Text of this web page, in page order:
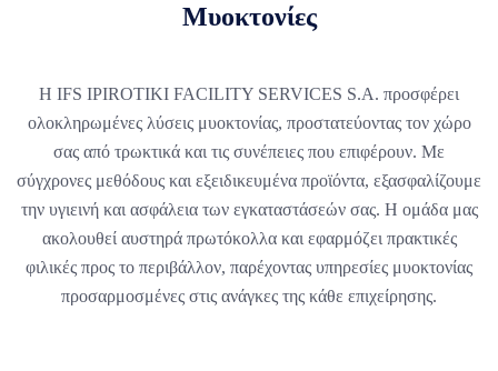
Μυοκτονίες
Η IFS IPIROTIKI FACILITY SERVICES S.A. προσφέρει
ολοκληρωμένες λύσεις μυοκτονίας, προστατεύοντας τον χώρο
σας από τρωκτικά και τις συνέπειες που επιφέρουν. Με
σύγχρονες μεθόδους και εξειδικευμένα προϊόντα, εξασφαλίζουμε
την υγιεινή και ασφάλεια των εγκαταστάσεών σας. Η ομάδα μας
ακολουθεί αυστηρά πρωτόκολλα και εφαρμόζει πρακτικές
φιλικές προς το περιβάλλον, παρέχοντας υπηρεσίες μυοκτονίας
προσαρμοσμένες στις ανάγκες της κάθε επιχείρησης.